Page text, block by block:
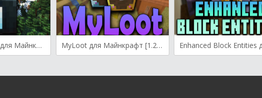
Polaroid Camera для Майнкрафт [1.20.1, 1.20, 1.19.4] MyLoot для Майнкрафт [1.20.1, 1.19.3, 1.19.2]